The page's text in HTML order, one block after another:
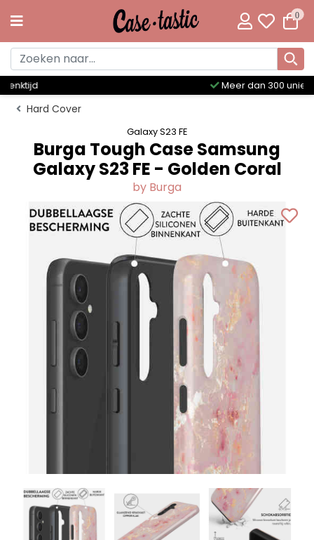
0
Meer dan 300 unieke designs
Hard Cover
Galaxy S23 FE
Burga Tough Case Samsung
Galaxy S23 FE - Golden Coral
by Burga